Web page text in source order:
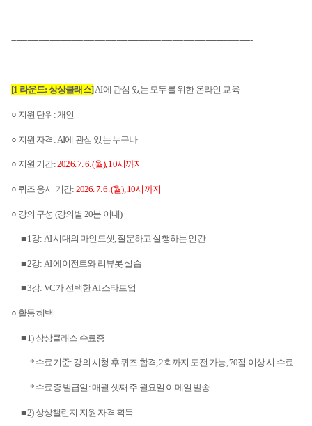
------------------------------------------------------------------------------------------------------------
[1 라운드: 상상클래스]AI에 관심 있는 모두를 위한 온라인 교육
○ 지원 단위 : 개인
○ 지원 자격 : AI에 관심 있는 누구나
○ 지원 기간:2026. 7. 6. (월), 10시까지
○ 퀴즈 응시 기간: 2026. 7. 6. (월), 10시까지
○ 강의 구성 (강의별 20분 이내)
■ 1강: AI시대의 마인드셋,질문하고 실행하는 인간
■ 2강: AI에이전트와 리뷰봇 실습
■3강: VC가 선택한AI스타트업
○ 활동 혜택
■ 1)상상클래스 수료증
* 수료기준: 강의 시청 후 퀴즈 합격, 2회까지 도전 가능, 70점 이상 시 수료
* 수료증 발급일 :매월 셋째 주 월요일 이메일 발송
■ 2)상상챌린지 지원 자격 획득